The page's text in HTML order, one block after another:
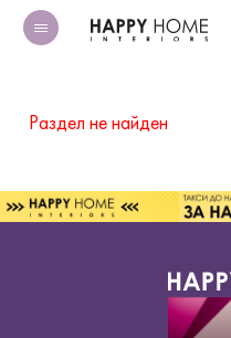
Раздел не найден